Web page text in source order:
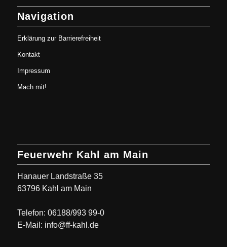
Navigation
Erklärung zur Barrierefreiheit
Kontakt
Impressum
Mach mit!
Feuerwehr Kahl am Main
Hanauer Landstraße 35
63796 Kahl am Main
Telefon: 06188/993 99-0
E-Mail: info@ff-kahl.de